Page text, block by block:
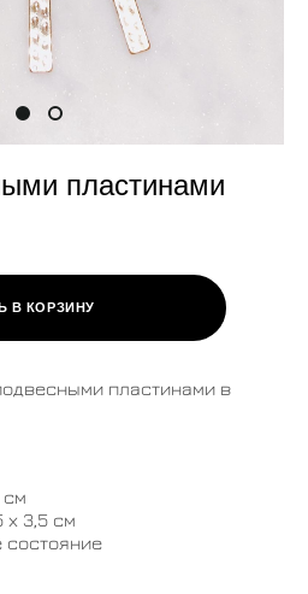
пластинами
В КОРЗИНУ
пластинами в
см
х 3,5 см
состояние